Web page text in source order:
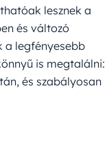
lesznek a
és változó
a legfényesebb
is megtalálni:
és szabályosan